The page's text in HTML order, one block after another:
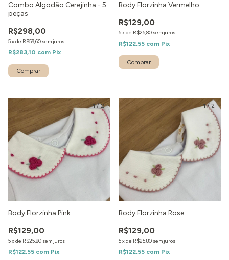
Combo Algodão Cerejinha - 5
peças
R$298,00
5xde R$59,60 sem juros
R$283,10 com Pix
Body Florzinha Vermelho
R$129,00
5xde R$25,80 sem juros
R$122,55 com Pix
1/2
Body Florzinha Pink
R$129,00
5xde R$25,80 sem juros
R$122,55 com Pix
1/ 2
Body Florzinha Rose
R$129,00
5xde R$25,80 sem juros
R$122,55 com Pix